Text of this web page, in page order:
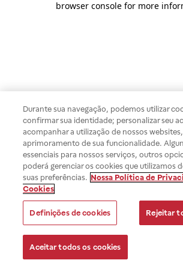
browser console for more
Durante sua navegação, podemos utilizar
confirmar sua identidade; personalizar seu
acompanhar a utilização de nossos
aprimoramento de sua funcionalidade.
essenciais para nossos serviços, outros
poderá gerenciar os cookies que utilizamos
suas preferências. Nossa Política de
Cookies
Definições de cookies Rejeitar
Aceitar todos os cookies